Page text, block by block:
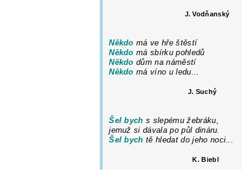
J. Vodňanský
Někdo má ve hře štěstí
Někdo má sbírku pohledů
Někdo dům na náměstí
Někdo má víno u ledu...
J. Suchý
Šel bych s slepému žebráku,
jemuž si dávala po půl dináru.
Šel bych tě hledat do jeho noci...
K. Biebl